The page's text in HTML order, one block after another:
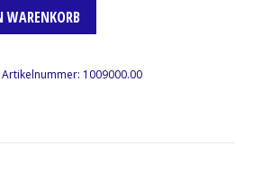
WARENKORB
Artikelnummer: 1009000.00